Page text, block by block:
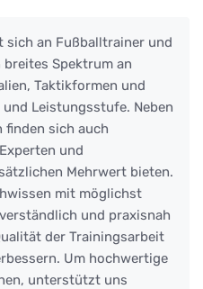
sich an Fußballtrainer und
Spektrum an
Taktikformen und
Leistungsstufe. Neben
sich auch
und
Mehrwert bieten.
mit möglichst
und praxisnah
der Trainingsarbeit
Um hochwertige
unterstützt uns